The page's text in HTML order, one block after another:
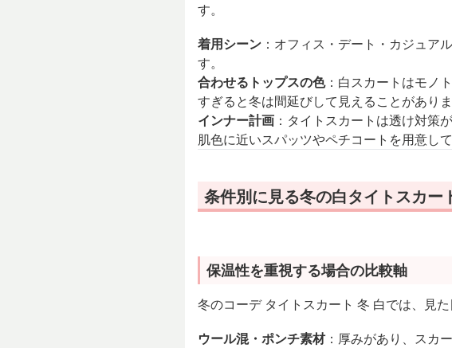
す。
着用シーン ：オフィス・デート・カジュア
す。
合わせるトップスの色：白スカートはモノ
すぎると冬は間延びして見えることがありま
インナー計画 ：タイトスカートは透け対策
肌色に近いスパッツやペチコートを用意して
条件別に見る冬の白タイトスカー
保温性を重視する場合の比較軸
冬のコーデ タイトスカート 冬 白では、見た
ウール混・ポンチ素材：厚みがあり、スカ